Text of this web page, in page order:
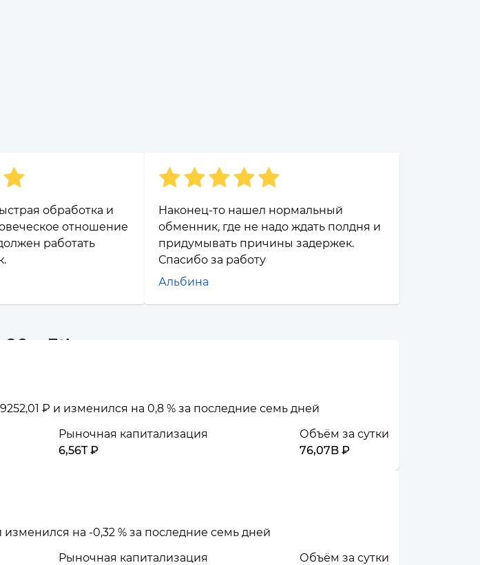
обработка и
отношение
работать
Наконец-то нашел нормальный
обменник, где не надо ждать полдня и
придумывать причины задержек.
Спасибо за работу
Альбина
и Ethereum
₽ и изменился на 0,8 % за последние семь дней
Рыночная капитализация
6,56T ₽
Объём за сутки
76,07B ₽
на -0,32 % за последние семь дней
Рыночная капитализация
Объём за сутки